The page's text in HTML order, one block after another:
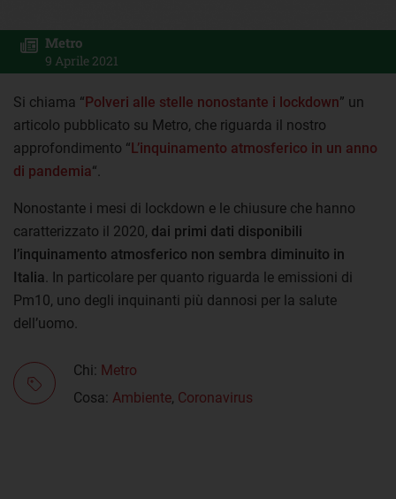
Metro
9 Aprile 2021
Si chiama “Polveri alle stelle nonostante i lockdown” un
articolo pubblicato su Metro, che riguarda il nostro
approfondimento “L’inquinamento atmosferico in un anno
di pandemia“.
Nonostante i mesi di lockdown e le chiusure che hanno
caratterizzato il 2020, dai primi dati disponibili
l’inquinamento atmosferico non sembra diminuito in
Italia . In particolare per quanto riguarda le emissioni di
Pm10, uno degli inquinanti più dannosi per la salute
dell’uomo.
Chi: Metro
Cosa: Ambiente, Coronavirus